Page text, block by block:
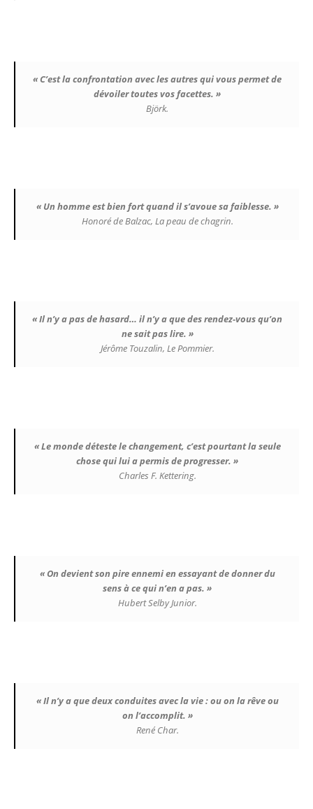
« C’est la confrontation avec les autres qui vous permet de
dévoiler toutes vos facettes. »
Björk.
« Un homme est bien fort quand il s’avoue sa faiblesse. »
Honoré de Balzac, La peau de chagrin.
« Il n’y a pas de hasard… il n’y a que des rendez-vous qu’on
ne sait pas lire. »
Jérôme Touzalin, Le Pommier.
« Le monde déteste le changement, c’est pourtant la seule
chose qui lui a permis de progresser. »
Charles F. Kettering.
« On devient son pire ennemi en essayant de donner du
sens à ce qui n’en a pas. »
Hubert Selby Junior.
« Il n’y a que deux conduites avec la vie : ou on la rêve ou
on l’accomplit. »
René Char.